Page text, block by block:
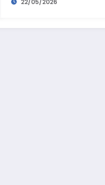
milhões e bate recorde